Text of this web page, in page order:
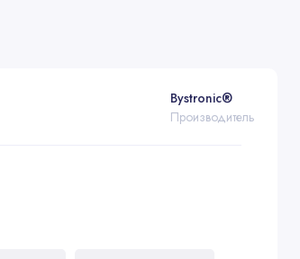
Bystronic®
Производитель